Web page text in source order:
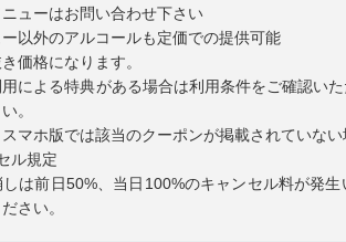
ューはお問い合わせ下さい
以外のアルコールも定価での提供可能
価格になります。
による特典がある場合は利用条件をご確認い
。
マホ版では該当のクーポンが掲載されていない
ル規定
は前日50%、当日100%のキャンセル料が発
さい。